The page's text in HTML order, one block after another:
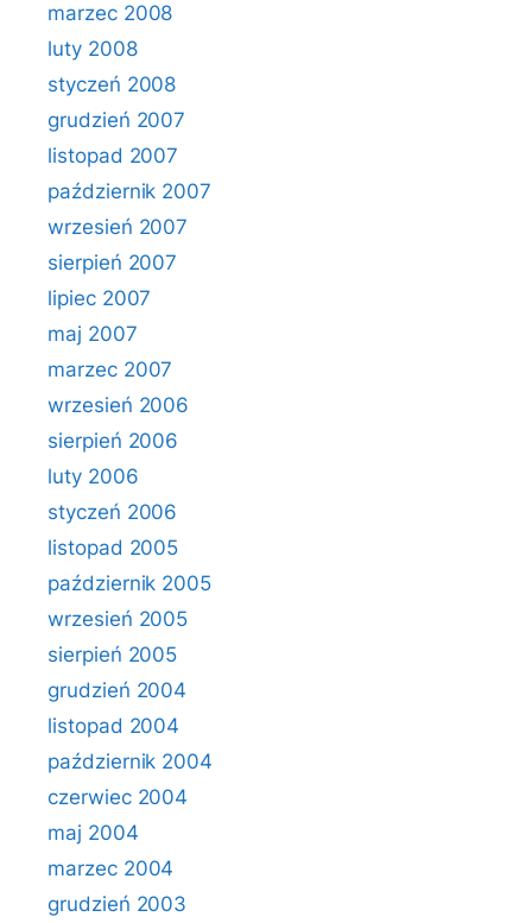
marzec 2008
luty 2008
styczeń 2008
grudzień 2007
listopad 2007
październik 2007
wrzesień 2007
sierpień 2007
lipiec 2007
maj 2007
marzec 2007
wrzesień 2006
sierpień 2006
luty 2006
styczeń 2006
listopad 2005
październik 2005
wrzesień 2005
sierpień 2005
grudzień 2004
listopad 2004
październik 2004
czerwiec 2004
maj 2004
marzec 2004
grudzień 2003